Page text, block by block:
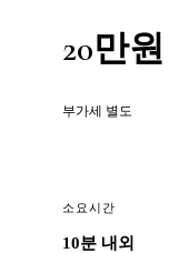
20만원
부가세 별도
소요시간
10분 내외